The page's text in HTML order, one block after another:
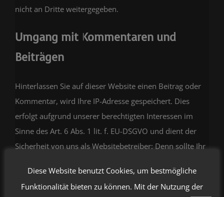
nicht an Dritte weitergegeben.
Umgang mit Kommentaren und
Beiträgen
Hinterlassen Sie auf dieser Website einen Beitrag oder
Kommentar, wird Ihre IP-Adresse gespeichert. Dies
erfolgt aufgrund unserer berechtigten Interessen im
Sinne des Art. 6 Abs. 1 lit. f. EU-DSGVO und dient der
Sicherheit von uns als Websitebetreiber: Denn sollte Ihr
wir dafür belangt werden, weshalb wir ein Interesse an
der Identität des Kommentar- bzw. Beitragsautors
Diese Website benutzt Cookies, um bestmögliche
Funktionalität bieten zu können. Mit der Nutzung der